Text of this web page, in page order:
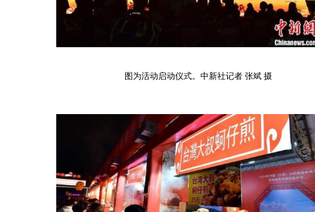
图为活动启动仪式。中新社记者 张斌 摄